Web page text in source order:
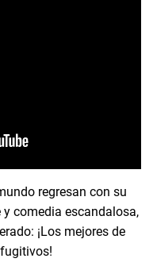
regresan con su
comedia escandalosa,
¡Los mejores de